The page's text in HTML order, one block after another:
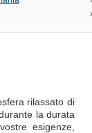
rilassato di
la durata
esigenze,